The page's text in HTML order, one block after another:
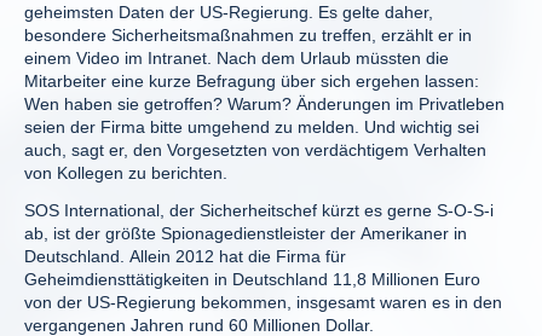
geheimsten Daten der US-Regierung. Es gelte daher,
besondere Sicherheitsmaßnahmen zu treffen, erzählt er in
einem Video im Intranet. Nach dem Urlaub müssten die
Mitarbeiter eine kurze Befragung über sich ergehen lassen:
Wen haben sie getroffen? Warum? Änderungen im Privatleben
seien der Firma bitte umgehend zu melden. Und wichtig sei
auch, sagt er, den Vorgesetzten von verdächtigem Verhalten
von Kollegen zu berichten.
SOS International, der Sicherheitschef kürzt es gerne S-O-S-i
ab, ist der größte Spionagedienstleister der Amerikaner in
Deutschland. Allein 2012 hat die Firma für
Geheimdiensttätigkeiten in Deutschland 11,8 Millionen Euro
von der US-Regierung bekommen, insgesamt waren es in den
vergangenen Jahren rund 60 Millionen Dollar.